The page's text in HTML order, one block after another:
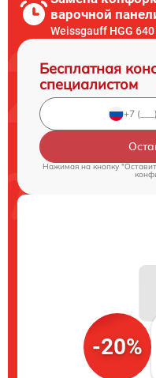
варочной
Weissgauff HGG
Бесплатная
специалистом
Нажимая на кнопку
-20%